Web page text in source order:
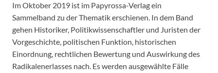
Im Oktober 2019 ist im Papyrossa-Verlag ein
Sammelband zu der Thematik erschienen. In dem Band
gehen Historiker, Politikwissenschaftler und Juristen der
Vorgeschichte, politischen Funktion, historischen
Einordnung, rechtlichen Bewertung und Auswirkung des
Radikalenerlasses nach. Es werden ausgewählte Fälle